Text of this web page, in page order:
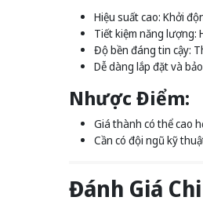
Hiệu suất cao: Khởi
Tiết kiệm năng lượng:
Độ bền đáng tin cậy:
Dễ dàng lắp đặt và
Nhược Điểm:
Giá thành có thể cao
Cần có đội ngũ kỹ
Đánh Giá